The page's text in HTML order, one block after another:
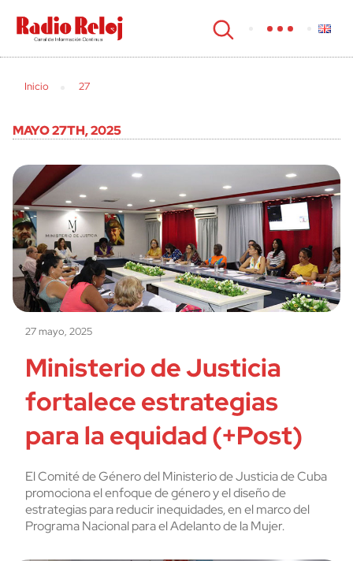
cerrar
Inicio 27
MAYO 27TH, 2025
27 mayo, 2025
Ministerio de Justicia
fortalece estrategias
para la equidad (+Post)
El Comité de Género del Ministerio de Justicia de Cuba
promociona el enfoque de género y el diseño de
estrategias para reducir inequidades, en el marco del
Programa Nacional para el Adelanto de la Mujer.